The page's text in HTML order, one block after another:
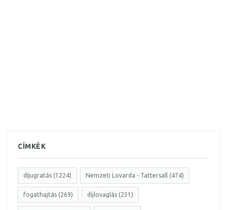
CÍMKÉK
díjugratás (1224) Nemzeti Lovarda - Tattersall (474)
fogathajtás (269) díjlovaglás (231)